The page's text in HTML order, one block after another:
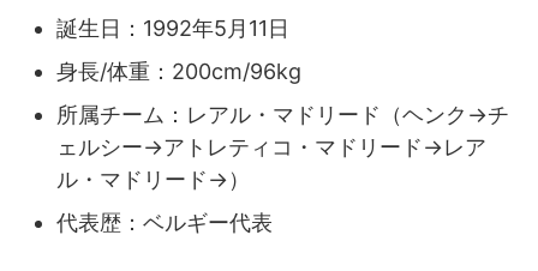
誕生日：1992年5月11日
身長/体重：200cm/96kg
所属チーム：レアル・マドリード（ヘンク→チ
ェルシー→アトレティコ・マドリード→レア
ル・マドリード→）
代表歴：ベルギー代表